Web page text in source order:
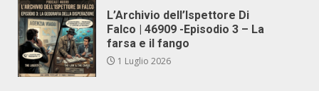
L’Archivio dell’Ispettore Di
Falco | 46909 -Episodio 3 – La
farsa e il fango
1 Luglio 2026